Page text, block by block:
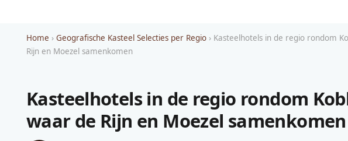
Home › Geografische Kasteel Selecties per Regio › Kasteelhotels in de regio rondom
Rijn en Moezel samenkomen
Kasteelhotels in de regio rondom
waar de Rijn en Moezel samenkomen